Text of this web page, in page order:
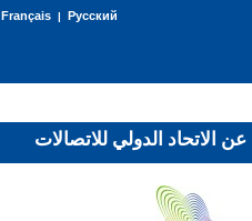
Français| Русский
عن الاتحاد الدولي للاتصالات